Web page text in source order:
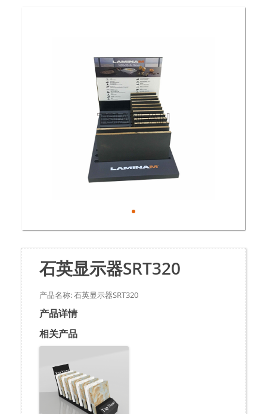
石英显示器SRT320
产品名称: 石英显示器SRT320
产品详情
相关产品